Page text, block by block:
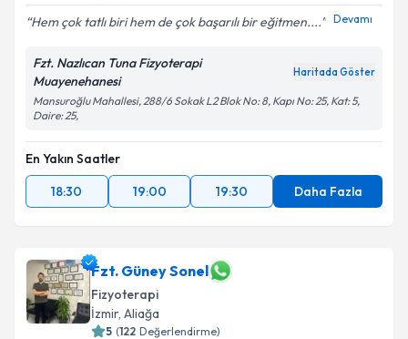
Hem çok tatlı biri hem de çok başarılı bir eğitmen.... Devamı
Fzt. Nazlıcan Tuna Fizyoterapi
Muayenehanesi
Haritada Göster
Mansuroğlu Mahallesi, 288/6 Sokak L2 Blok No: 8, Kapı No: 25, Kat: 5,
Daire: 25,
En Yakın Saatler
18:30
19:00 19:30 Daha Fazla
Fzt. Güney Sonel
Fizyoterapi
İzmir, Aliağa
5 (122 Değerlendirme)